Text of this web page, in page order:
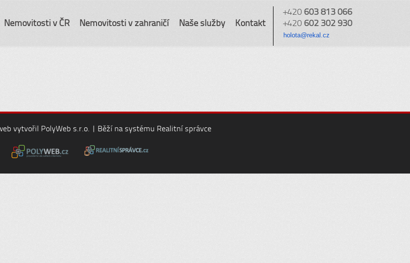
+420 603 813 066
+420 602 302 930
holota@rekal.cz
Nemovitosti v ČR Nemovitosti v zahraničí Naše služby Kontakt
vytvořil PolyWeb s.r.o. | Běží na systému Realitní správce